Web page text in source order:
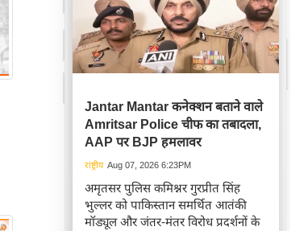
Jantar Mantar कनेक्शन बताने वाले
Amritsar Police चीफ का तबादला,
AAP पर BJP हमलावर
राष्ट्रीय Aug 07, 2026 6:23PM
अमृतसर पुलिस कमिश्नर गुरप्रीत सिंह
भुल्लर को पाकिस्तान समर्थित आतंकी
मॉड्यूल और जंतर-मंतर विरोध प्रदर्शनों के